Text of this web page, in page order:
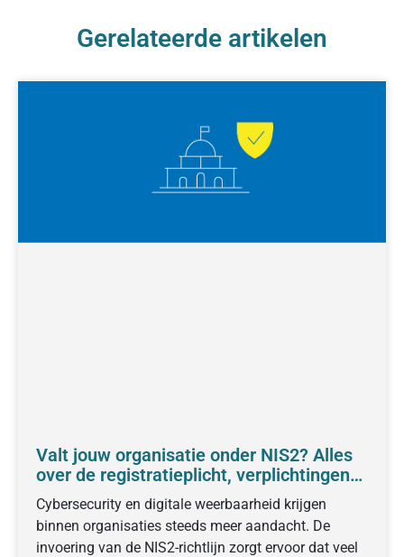
Gerelateerde artikelen
Valt jouw organisatie onder NIS2? Alles
over de registratieplicht, verplichtingen
en voorbereiding
Cybersecurity en digitale weerbaarheid krijgen
binnen organisaties steeds meer aandacht. De
invoering van de NIS2-richtlijn zorgt ervoor dat veel